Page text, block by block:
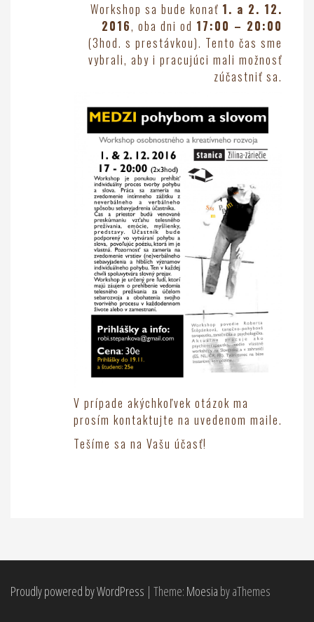
Workshop sa bude konať 1. a 2. 12.
2016, oba dni od 17:00 – 20:00
(3hod. s prestávkou). Tento čas sme
vybrali, aby i pracujúci mali možnosť
zúčastniť sa.
V prípade akýchkoľvek otázok ma
prosím kontaktujte na uvedenom maile.
Tešíme sa na Vašu účasť!
Proudly powered by WordPress | Theme: Moesia by aThemes